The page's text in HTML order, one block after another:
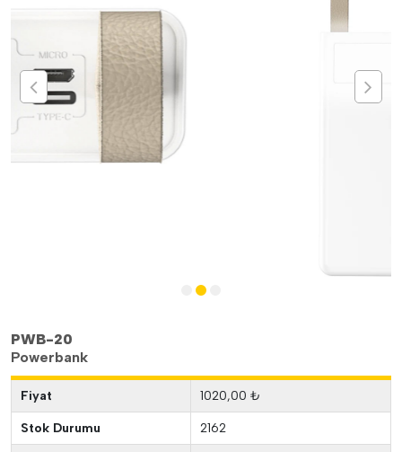
PWB-20
Powerbank
Fiyat 1020,00 ₺
Stok Durumu 2162